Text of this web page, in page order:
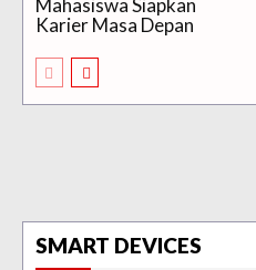
Mahasiswa Siapkan
Karier Masa Depan
SMART DEVICES